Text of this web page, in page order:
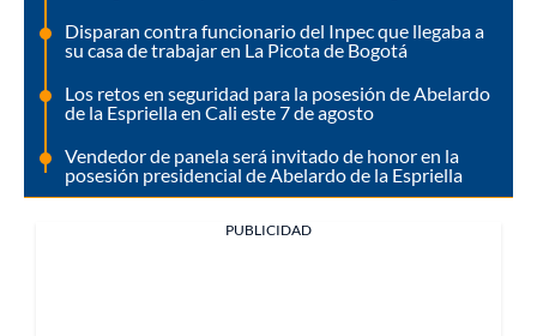
Disparan contra funcionario del Inpec que llegaba a
su casa de trabajar en La Picota de Bogotá
Los retos en seguridad para la posesión de Abelardo
de la Espriella en Cali este 7 de agosto
Vendedor de panela será invitado de honor en la
posesión presidencial de Abelardo de la Espriella
PUBLICIDAD